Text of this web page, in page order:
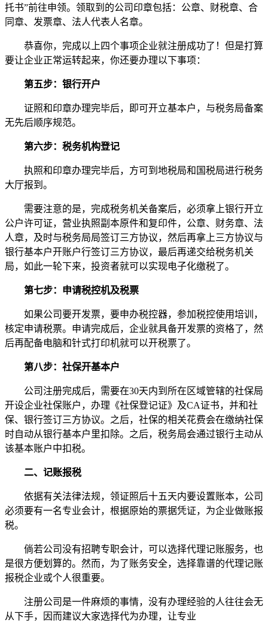
托书”前往申领。领取到的公司印章包括：公章、财税章、合
同章、发票章、法人代表人名章。
恭喜你，完成以上四个事项企业就注册成功了！但是打算
要让企业正常运转起来，你还要办理以下事项：
第五步：银行开户
证照和印章办理完毕后，即可开立基本户，与税务局备案
无先后顺序规范。
第六步：税务机构登记
执照和印章办理完毕后，方可到地税局和国税局进行税务
大厅报到。
需要注意的是，完成税务机关备案后，必须拿上银行开立
公户许可证，营业执照副本原件和复印件，公章、财务章、法
人章，及时与税务局局签订三方协议，然后再拿上三方协议与
银行基本户开账户行签订三方协议，最后再递交给税务机关
局，如此一轮下来，投资者就可以实现电子化缴税了。
第七步：申请税控机及税票
如果公司要开发票，要申办税控器，参加税控使用培训，
核定申请税票。申请完成后，企业就具备开发票的资格了，然
后再配备电脑和针式打印机就可以开税票了。
第八步：社保开基本户
公司注册完成后，需要在30天内到所在区域管辖的社保局
开设企业社保账户，办理《社保登记证》及CA证书，并和社
保、银行签订三方协议。之后，社保的相关花费会在缴纳社保
时自动从银行基本户里扣除。之后，税务局会通过银行主动从
该基本账户中扣税。
二、记账报税
依据有关法律法规，领证照后十五天内要设置账本，公司
必须要有一名专业会计，根据原始的票据凭证，为企业做账报
税。
倘若公司没有招聘专职会计，可以选择代理记账服务，也
是很方便划算的。然而，为了账务安全，选择靠谱的代理记账
报税企业或个人很重要。
注册公司是一件麻烦的事情，没有办理经验的人往往会无
从下手，因而建议大家选择代为办理，让专业